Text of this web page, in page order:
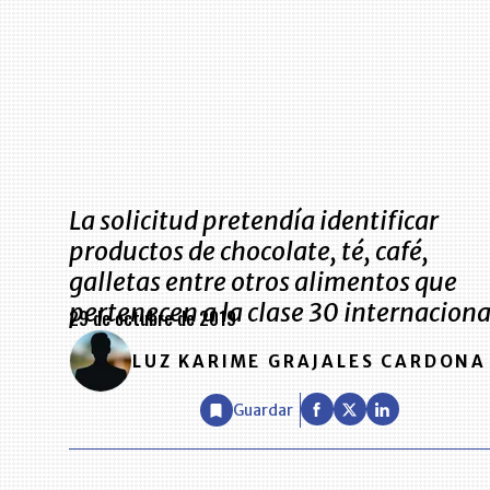
La solicitud pretendía identificar
productos de chocolate, té, café,
galletas entre otros alimentos que
pertenecen a la clase 30
29 de octubre de 2019
LUZ KARIME GRAJALES CARDONA
Guardar